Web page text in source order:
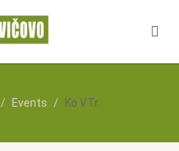
Events Ko V.Tr.